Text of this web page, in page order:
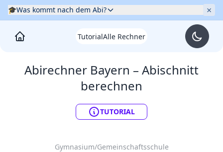
🎓Was kommt nach dem Abi? ×
TutorialAlle Rechner
Abirechner Bayern – Abischnitt
berechnen
TUTORIAL
Gymnasium/Gemeinschaftsschule